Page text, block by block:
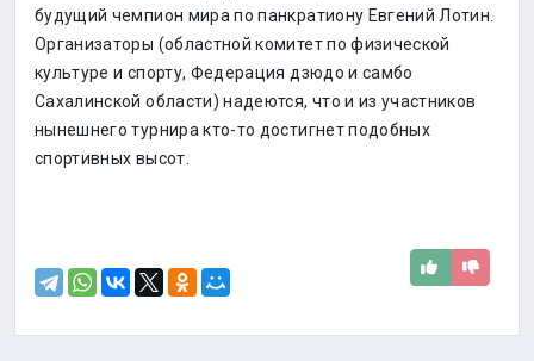
будущий чемпион мира по панкратиону Евгений Лотин.
Организаторы (областной комитет по физической
культуре и спорту, Федерация дзюдо и самбо
Сахалинской области) надеются, что и из участников
нынешнего турнира кто-то достигнет подобных
спортивных высот.